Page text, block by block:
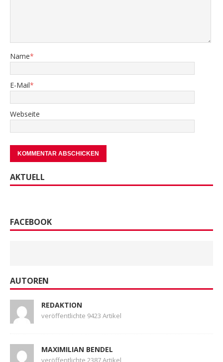
Name*
E-Mail*
Webseite
AKTUELL
FACEBOOK
AUTOREN
REDAKTION
veröffentlichte 9423 Artikel
MAXIMILIAN BENDEL
veröffentlichte 2387 Artikel